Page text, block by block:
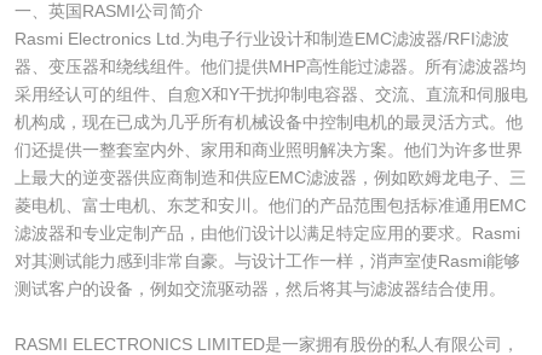
​一、英国RASMI公司简介
Rasmi Electronics Ltd.为电子行业设计和制造EMC滤波器/RFI滤波
器、变压器和绕线组件。他们提供MHP高性能过滤器。所有滤波器均
采用经认可的组件、自愈X和Y干扰抑制电容器、交流、直流和伺服电
机构成，现在已成为几乎所有机械设备中控制电机的最灵活方式。他
们还提供一整套室内外、家用和商业照明解决方案。他们为许多世界
上最大的逆变器供应商制造和供应EMC滤波器，例如欧姆龙电子、三
菱电机、富士电机、东芝和安川。他们的产品范围包括标准通用EMC
滤波器和专业定制产品，由他们设计以满足特定应用的要求。Rasmi
对其测试能力感到非常自豪。与设计工作一样，消声室使Rasmi能够
测试客户的设备，例如交流驱动器，然后将其与滤波器结合使用。
RASMI ELECTRONICS LIMITED是一家拥有股份的私人有限公司，